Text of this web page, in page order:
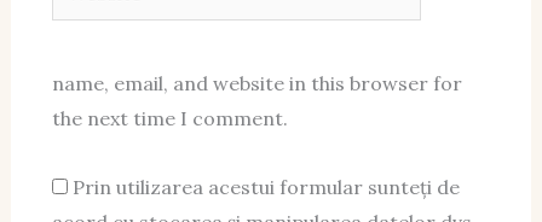
name, email, and website in this browser for
the next time I comment.
Prin utilizarea acestui formular sunteți de